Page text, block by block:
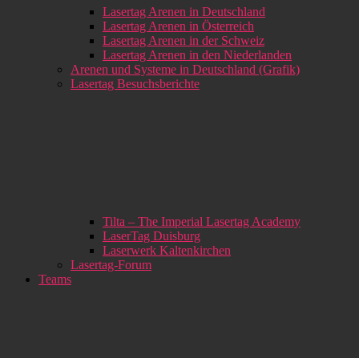
Lasertag Arenen in Deutschland
Lasertag Arenen in Österreich
Lasertag Arenen in der Schweiz
Lasertag Arenen in den Niederlanden
Arenen und Systeme in Deutschland (Grafik)
Lasertag Besuchsberichte
Tilta – The Imperial Lasertag Academy
LaserTag Duisburg
Laserwerk Kaltenkirchen
Lasertag-Forum
Teams